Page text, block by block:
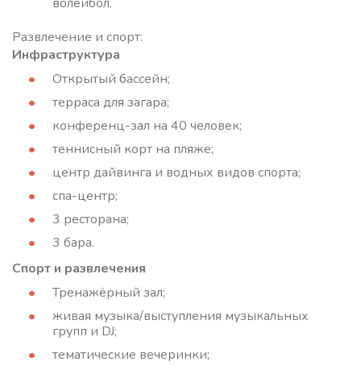
Развлечение и спорт:
Инфраструктура
Открытый бассейн;
терраса для загара;
конференц-зал на 40 человек;
теннисный корт на пляже;
центр дайвинга и водных видов спорта;
спа-центр;
3 ресторана;
3 бара.
Спорт и развлечения
Тренажёрный зал;
живая музыка/выступления музыкальных
групп и DJ;
тематические вечеринки;